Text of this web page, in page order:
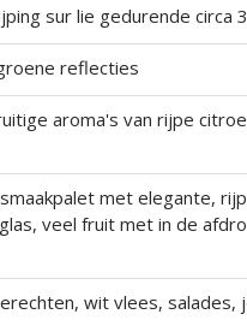
sur lie gedurende circa
reflecties
aroma's van rijpe
met elegante,
veel fruit met in de
wit vlees, salades,